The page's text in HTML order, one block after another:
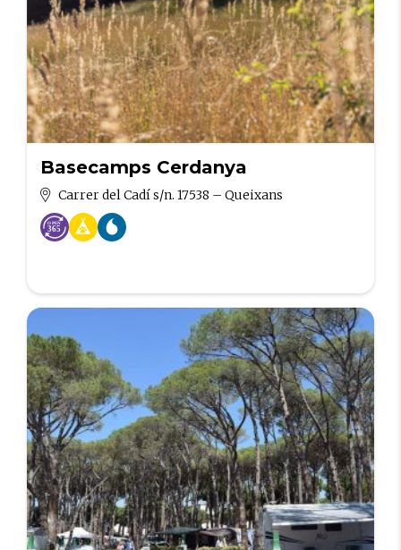
Basecamps Cerdanya
Carrer del Cadí s/n. 17538 – Queixans